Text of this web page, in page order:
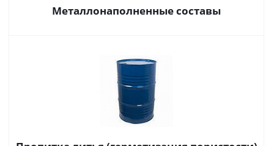
Металлонаполненные составы